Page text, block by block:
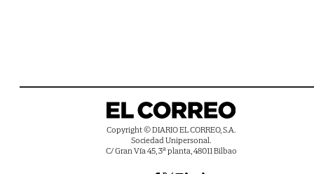
Copyright © DIARIO EL CORREO, S.A.
Sociedad Unipersonal.
C/ Gran Vía 45, 3ª planta, 48011 Bilbao